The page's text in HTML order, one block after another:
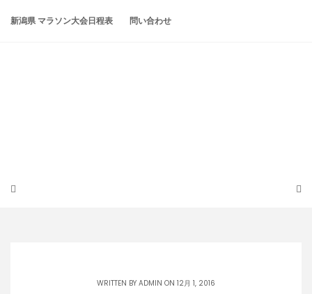
新潟県 マラソン大会日程表 問い合わせ
WRITTEN BY ADMIN ON 12月 1, 2016